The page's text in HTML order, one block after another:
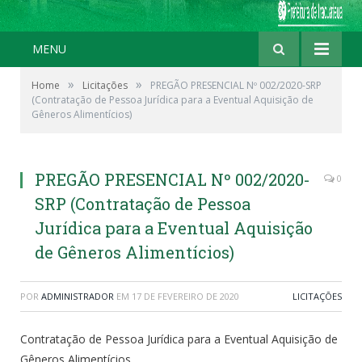
MENU
Home » Licitações »
PREGÃO PRESENCIAL Nº 002/2020-SRP
(Contratação de Pessoa Jurídica para a Eventual Aquisição de
Gêneros Alimentícios)
PREGÃO PRESENCIAL Nº 002/2020-
SRP (Contratação de Pessoa
Jurídica para a Eventual Aquisição
de Gêneros Alimentícios)
0
POR ADMINISTRADOR EM 17 DE FEVEREIRO DE 2020 LICITAÇÕES
Contratação de Pessoa Jurídica para a Eventual Aquisição de